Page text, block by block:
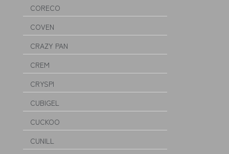
CORECO
COVEN
CRAZY PAN
CREM
CRYSPI
CUBIGEL
CUCKOO
CUNILL